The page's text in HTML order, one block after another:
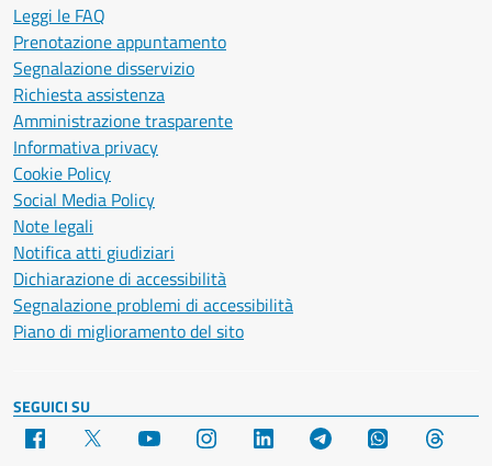
Leggi le FAQ
Prenotazione appuntamento
Segnalazione disservizio
Richiesta assistenza
Amministrazione trasparente
Informativa privacy
Cookie Policy
Social Media Policy
Note legali
Notifica atti giudiziari
Dichiarazione di accessibilità
Segnalazione problemi di accessibilità
Piano di miglioramento del sito
SEGUICI SU
Facebook YouTube Instagram LinkedIn Telegram WhatsApp